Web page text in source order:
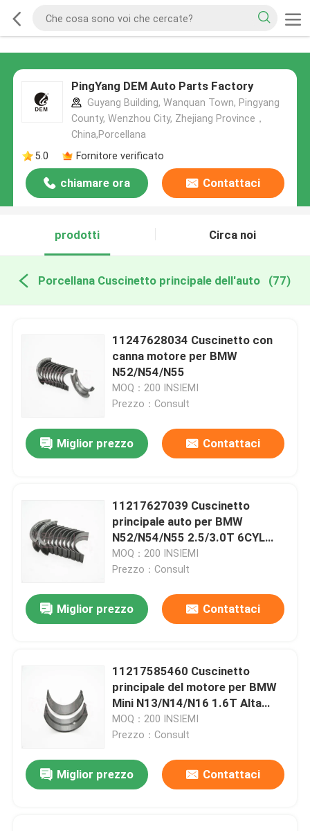
PingYang DEM Auto Parts Factory
Guyang Building, Wanquan Town, Pingyang
County, Wenzhou City, Zhejiang Province，
China,Porcellana
5.0
Fornitore verificato
chiamare ora Contattaci
prodotti Circa noi
Porcellana Cuscinetto principale dell'auto (77)
11247628034 Cuscinetto con
canna motore per BMW
N52/N54/N55
MOQ：200 INSIEMI
Prezzo：Consult
Miglior prezzo Contattaci
11217627039 Cuscinetto
principale auto per BMW
N52/N54/N55 2.5/3.0T 6CYL
Durabilità
MOQ：200 INSIEMI
Prezzo：Consult
Miglior prezzo Contattaci
11217585460 Cuscinetto
principale del motore per BMW
Mini N13/N14/N16 1.6T Alta
resistenza
MOQ：200 INSIEMI
Prezzo：Consult
Miglior prezzo Contattaci